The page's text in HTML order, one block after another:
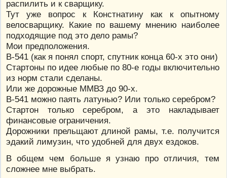
распилить и к сварщику.
Тут уже вопрос к Констнатину как к опытному
велосварщику. Какие по вашему мнению наиболее
подходящие под это дело рамы?
Мои предположения.
В-541 (как я понял спорт, спутник конца 60-х это они)
Стартоны по идее любые по 80-е годы включительно
из норм стали сделаны.
Или же дорожные ММВЗ до 90-х.
В-541 можно паять латунью? Или только серебром?
Стартон только серебром, а это накладывает
финансовые ограничения.
Дорожники прельщают длиной рамы, т.е. получится
эдакий лимузин, что удобней для двух ездоков.
В общем чем больше я узнаю про отличия, тем
сложнее мне выбрать.